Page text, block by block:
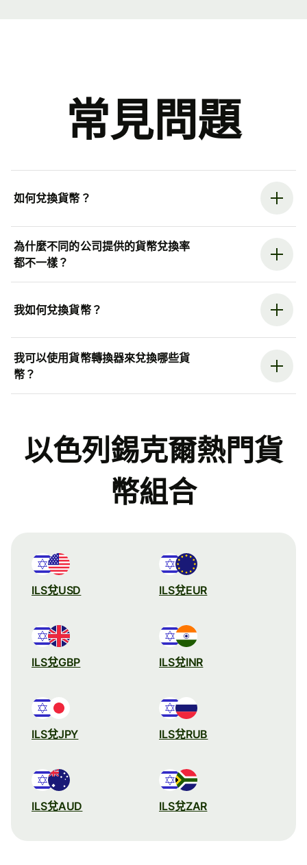
常見問題
如何兌換貨幣？
為什麼不同的公司提供的貨幣兌換率
都不一樣？
我如何兌換貨幣？
我可以使用貨幣轉換器來兌換哪些貨
幣？
以色列錫克爾熱門貨
幣組合
ILS兌USD ILS兌EUR
ILS兌GBP ILS兌INR
ILS兌JPY ILS兌RUB
ILS兌AUD ILS兌ZAR